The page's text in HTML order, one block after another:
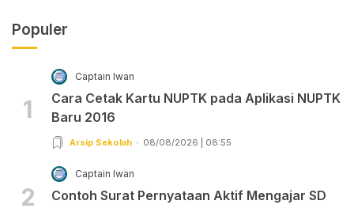
Populer
1
Captain Iwan
Cara Cetak Kartu NUPTK pada Aplikasi NUPTK
Baru 2016
Arsip Sekolah 08/08/2026 | 08:55
2
Captain Iwan
Contoh Surat Pernyataan Aktif Mengajar SD